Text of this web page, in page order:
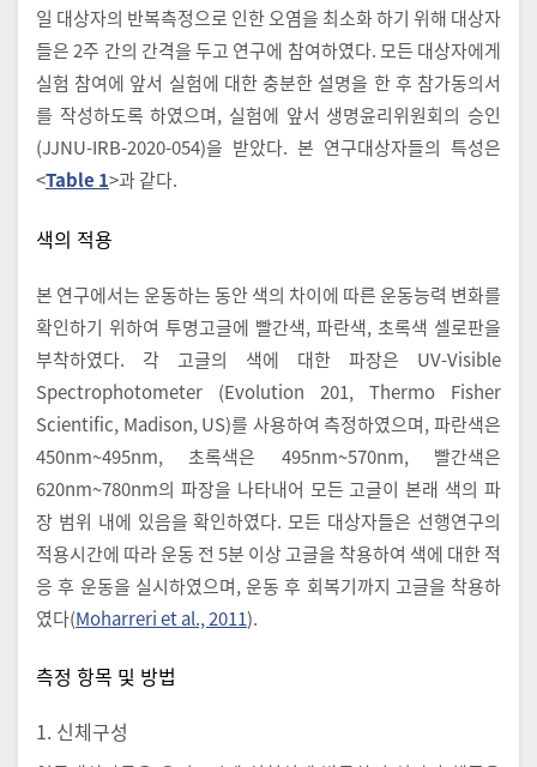
일 대상자의 반복측정으로 인한 오염을 최소화 하기 위해 대상자
들은 2주 간의 간격을 두고 연구에 참여하였다. 모든 대상자에게
실험 참여에 앞서 실험에 대한 충분한 설명을 한 후 참가동의서
를 작성하도록 하였으며, 실험에 앞서 생명윤리위원회의 승인
(JJNU-IRB-2020-054)을 받았다. 본 연구대상자들의 특성은
<Table 1>과 같다.
색의 적용
본 연구에서는 운동하는 동안 색의 차이에 따른 운동능력 변화를
확인하기 위하여 투명고글에 빨간색, 파란색, 초록색 셀로판을
부착하였다. 각 고글의 색에 대한 파장은 UV-Visible
Spectrophotometer (Evolution 201, Thermo Fisher
Scientific, Madison, US)를 사용하여 측정하였으며, 파란색은
450nm~495nm, 초록색은 495nm~570nm, 빨간색은
620nm~780nm의 파장을 나타내어 모든 고글이 본래 색의 파
장 범위 내에 있음을 확인하였다. 모든 대상자들은 선행연구의
적용시간에 따라 운동 전 5분 이상 고글을 착용하여 색에 대한 적
응 후 운동을 실시하였으며, 운동 후 회복기까지 고글을 착용하
였다(Moharreri et al., 2011).
측정 항목 및 방법
1. 신체구성